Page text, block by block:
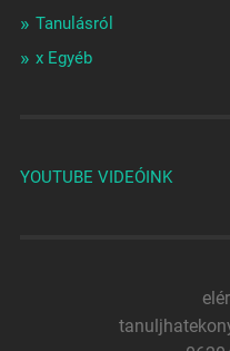
Tanulásról
x Egyéb
YOUTUBE VIDEÓINK